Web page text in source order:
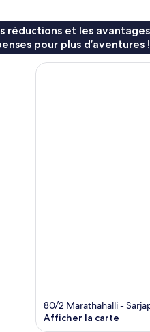
réductions et les
pour plus d’aventures !
80/2 Marathahalli -
Afficher la carte